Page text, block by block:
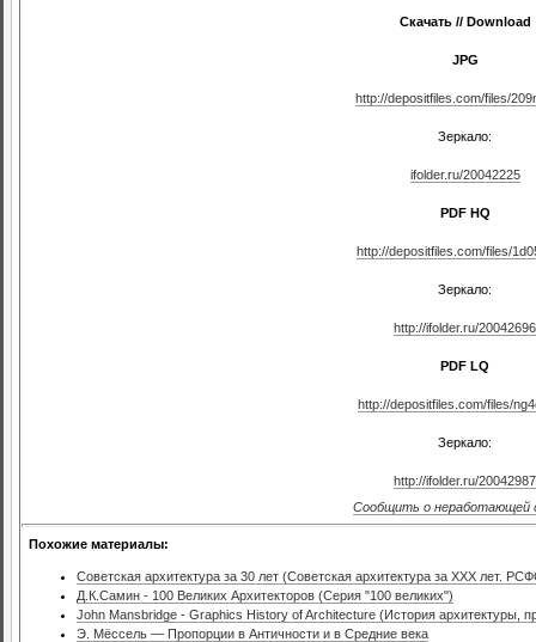
Скачать // Download
JPG
http://depositfiles.com/files/
Зеркало:
ifolder.ru/20042225
PDF HQ
http://depositfiles.com/files/
Зеркало:
http://ifolder.ru/20042696
PDF LQ
http://depositfiles.com/files/
Зеркало:
http://ifolder.ru/20042987
Сообщить о неработающей
Похожие материалы:
Советская архитектура за 30 лет (Советская архитектура за XXX лет.
Д.К.Самин - 100 Великих Архитекторов (Серия "100 великих")
John Mansbridge - Graphics History of Architecture (История архитектуры,
Э. Мёссель — Пропорции в Античности и в Средние века